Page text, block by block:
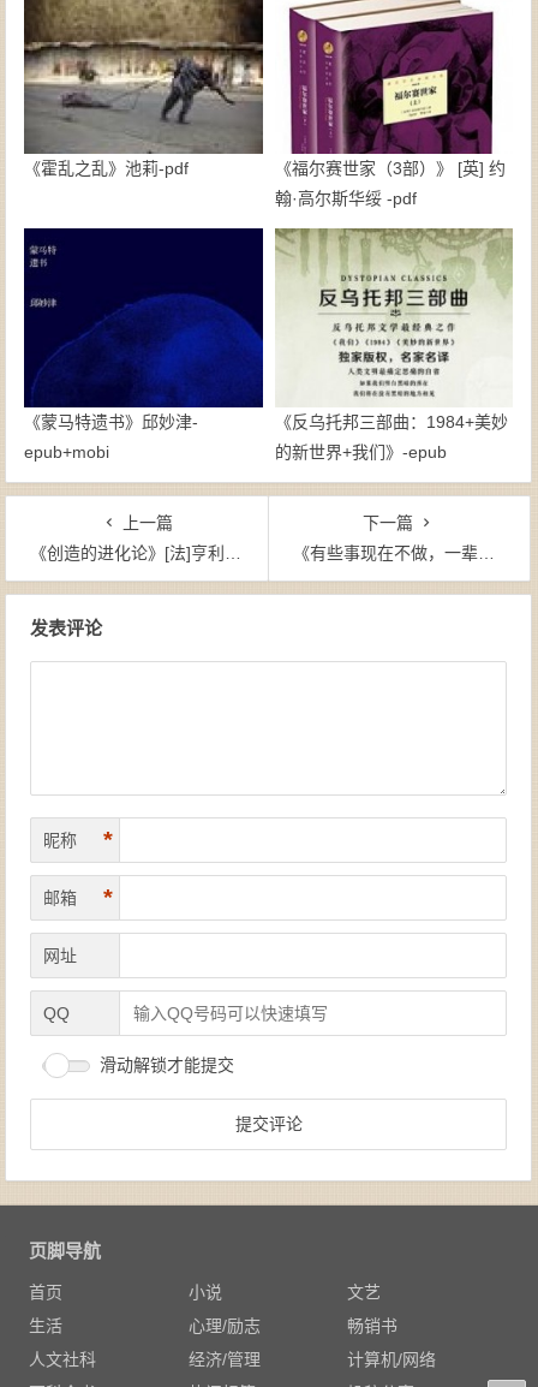
《霍乱之乱》池莉-pdf
《福尔赛世家（3部）》 [英] 约
翰·高尔斯华绥 -pdf
《蒙马特遗书》邱妙津-
epub+mobi
《反乌托邦三部曲：1984+美妙
的新世界+我们》-epub
上一篇
《创造的进化论》[法]亨利·柏格森（作者）-epub+mobi+azw3
下一篇
《有些事现在不做，一辈子都不会做了（套装共5册）》韩梅梅 （作者）-epub+mobi+azw3
发表评论
昵称 *
邮箱 *
网址
QQ
滑动解锁才能提交
页脚导航
首页 小说
文艺
生活
心理/励志
畅销书
人文社科
经济/管理
计算机/网络